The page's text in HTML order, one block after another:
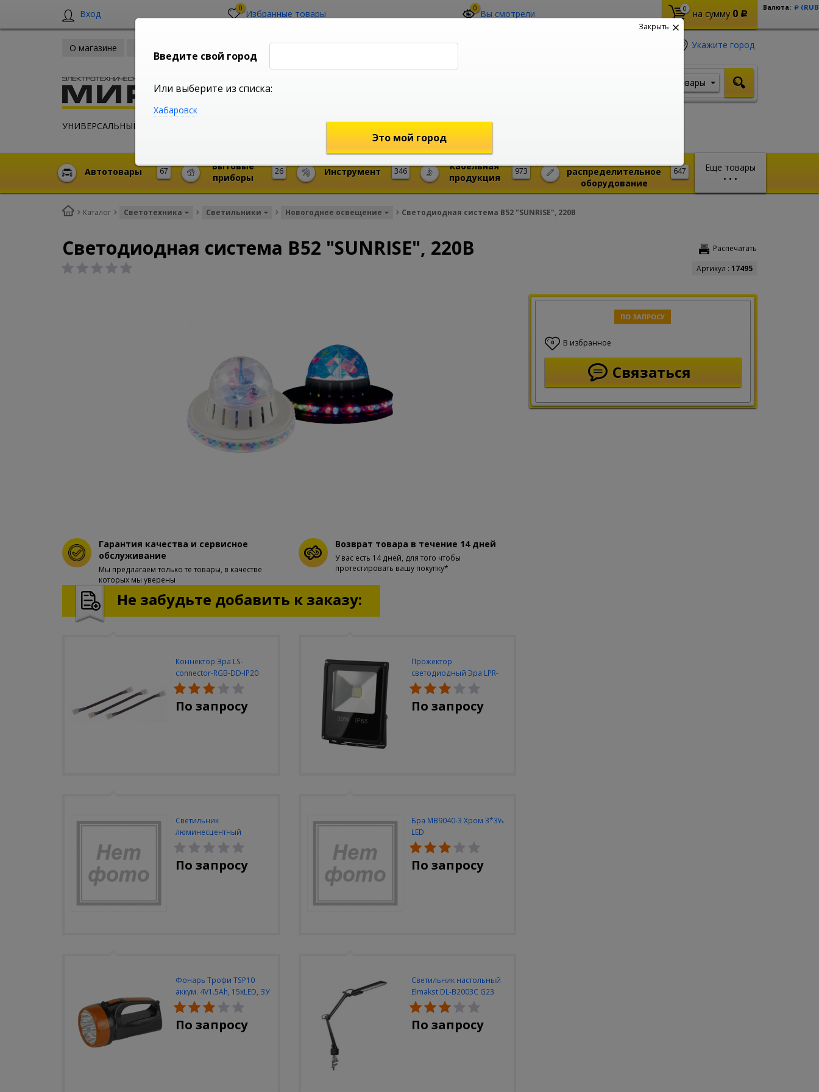
Вход 0 Избранные товары 0 Вы смотрели 0 на сумму 0 Р
Валюта: Р
О магазине
УНИВЕРСАЛЬНЫЙ ИНТЕРНЕТ МАГАЗИН
Укажите город
shop@mireks.ru
Товары
Еще товары
• • •
67
Автотовары 26
Бытовые
приборы
346
Инструмент 973
Кабельная
продукция
647
распределительное
оборудование
Каталог Светотехника Светильники Новогоднее освещение Светодиодная система B52 "SUNRISE", 220В
Распечатать
Светодиодная система B52 "SUNRISE", 220В
Артикул : 17495
ПО ЗАПРОСУ
0 В избранное
Связаться
Гарантия качества и сервисное
обслуживание
Мы предлагаем только те товары, в качестве
которых мы уверены
Возврат товара в течение 14 дней
У вас есть 14 дней, для того чтобы
протестировать вашу покупку*
Не забудьте добавить к заказу:
Коннектор Эра LS-
connector-RGB-DD-IP20
(3шт/уп)
По запросу
Прожектор
светодиодный Эра LPR-
30W-6500K-M
По запросу
Светильник
люминесцентный
Navigator NEL-A2-E130-T4-
840/WH
По запросу
Бра MB9040-3 Хром 3*3W
LED
По запросу
Фонарь Трофи TSP10
аккум. 4V1.5Ah, 15xLED, ЗУ
вилка 220V
По запросу
Светильник настольный
Elmakst DL-B2003C G23
черный струбцина
По запросу
Закрыть
Введите свой город
Или выберите из списка:
Хабаровск
Это мой город